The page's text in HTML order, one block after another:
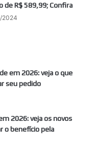
de R$ 589,99; Confira
2024
em 2026: veja o que
seu pedido
2026: veja os novos
o benefício pela